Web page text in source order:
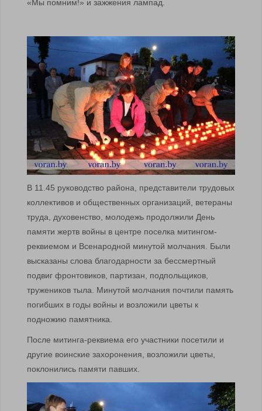
«Мы помним!» и зажжения лампад.
В 11.45 руководство района, представители трудовых
коллективов и общественных организаций, ветераны
труда, духовенство, молодежь продолжили День
памяти жертв войны в центре поселка митингом-
реквиемом и Всенародной минутой молчания. Были
высказаны слова благодарности за бессмертный
подвиг фронтовиков, партизан, подпольщиков,
тружеников тыла. Минутой молчания почтили память
погибших в годы войны и возложили цветы к
подножию памятника.
После митинга-реквиема его участники посетили и
другие воинские захоронения, возложили цветы,
поклонились памяти павших.